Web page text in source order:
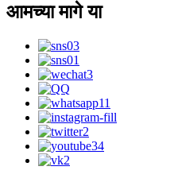
आमच्या मागे या